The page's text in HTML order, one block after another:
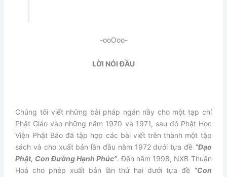
-ooOoo-
LỜI NÓI ĐẦU
Chúng tôi viết những bài pháp ngắn nầy cho một tạp chí
Phật Giáo vào những năm 1970 và 1971, sau đó Phật Học
Viện Phật Bảo đã tập hợp các bài viết trên thành một tập
sách và cho xuất bản lần đầu năm 1972 dưới tựa đề “Đạo
Phật, Con Đường Hạnh Phúc”. Đến năm 1998, NXB Thuận
Hoá cho phép xuất bản lần thứ hai dưới tựa đề “Con